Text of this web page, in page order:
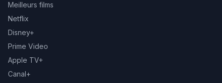
Meilleurs films
Netflix
Disney+
Prime Video
Apple TV+
Canal+